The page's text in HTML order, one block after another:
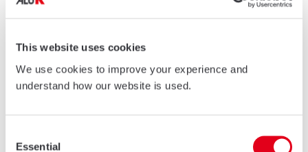
This website uses cookies
We use cookies to improve your experience and
understand how our website is used.
Selection
Essential
pendant la pose, ainsi qu'au pré-montage des joints sur les
en bande horizontale. La verrière peut être déclinée en version
simple ou double pans, avec ou sans prolongement de
Options